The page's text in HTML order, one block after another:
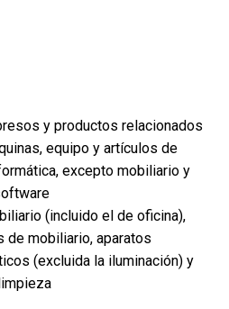
y productos relacionados
equipo y artículos de
excepto mobiliario y
(incluido el de oficina),
de mobiliario, aparatos
(excluida la iluminación) y